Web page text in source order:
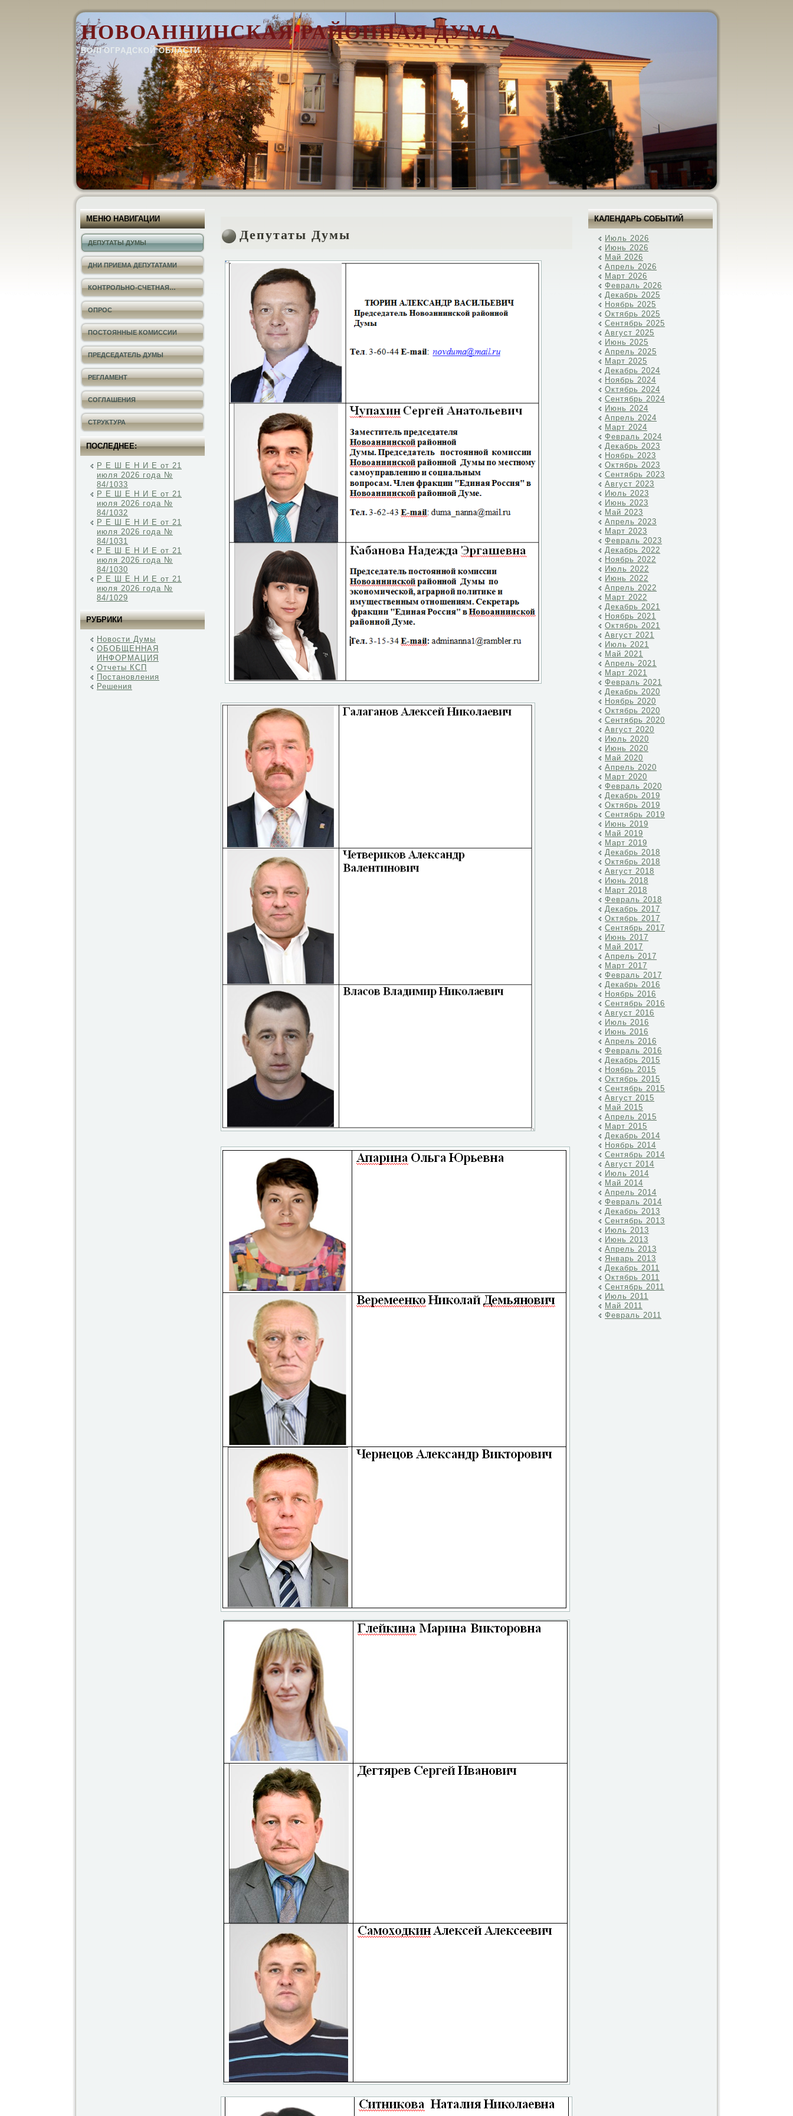
НОВОАННИНСКАЯ РАЙОННАЯ ДУМА
ВОЛГОГРАДСКОЙ ОБЛАСТИ
МЕНЮ НАВИГАЦИИ
ДЕПУТАТЫ ДУМЫ
ДНИ ПРИЕМА ДЕПУТАТАМИ
КОНТРОЛЬНО-СЧЕТНАЯ…
ОПРОС
ПОСТОЯННЫЕ КОМИССИИ
ПРЕДСЕДАТЕЛЬ ДУМЫ
РЕГЛАМЕНТ
СОГЛАШЕНИЯ
СТРУКТУРА
ПОСЛЕДНЕЕ:
Р Е Ш Е Н И Е от 21
июля 2026 года №
84/1033
Р Е Ш Е Н И Е от 21
июля 2026 года №
84/1032
Р Е Ш Е Н И Е от 21
июля 2026 года №
84/1031
Р Е Ш Е Н И Е от 21
июля 2026 года №
84/1030
Р Е Ш Е Н И Е от 21
июля 2026 года №
84/1029
РУБРИКИ
Новости Думы
ОБОБЩЕННАЯ
ИНФОРМАЦИЯ
Отчеты КСП
Постановления
Решения
Депутаты Думы
КАЛЕНДАРЬ СОБЫТИЙ
Июль 2026
Июнь 2026
Май 2026
Апрель 2026
Март 2026
Февраль 2026
Декабрь 2025
Ноябрь 2025
Октябрь 2025
Сентябрь 2025
Август 2025
Июнь 2025
Апрель 2025
Март 2025
Декабрь 2024
Ноябрь 2024
Октябрь 2024
Сентябрь 2024
Июнь 2024
Апрель 2024
Март 2024
Февраль 2024
Декабрь 2023
Ноябрь 2023
Октябрь 2023
Сентябрь 2023
Август 2023
Июль 2023
Июнь 2023
Май 2023
Апрель 2023
Март 2023
Февраль 2023
Декабрь 2022
Ноябрь 2022
Июль 2022
Июнь 2022
Апрель 2022
Март 2022
Декабрь 2021
Ноябрь 2021
Октябрь 2021
Август 2021
Июль 2021
Май 2021
Апрель 2021
Март 2021
Февраль 2021
Декабрь 2020
Ноябрь 2020
Октябрь 2020
Сентябрь 2020
Август 2020
Июль 2020
Июнь 2020
Май 2020
Апрель 2020
Март 2020
Февраль 2020
Декабрь 2019
Октябрь 2019
Сентябрь 2019
Июнь 2019
Май 2019
Март 2019
Декабрь 2018
Октябрь 2018
Август 2018
Июнь 2018
Март 2018
Февраль 2018
Декабрь 2017
Октябрь 2017
Сентябрь 2017
Июнь 2017
Май 2017
Апрель 2017
Март 2017
Февраль 2017
Декабрь 2016
Ноябрь 2016
Сентябрь 2016
Август 2016
Июль 2016
Июнь 2016
Апрель 2016
Февраль 2016
Декабрь 2015
Ноябрь 2015
Октябрь 2015
Сентябрь 2015
Август 2015
Май 2015
Апрель 2015
Март 2015
Декабрь 2014
Ноябрь 2014
Сентябрь 2014
Август 2014
Июль 2014
Май 2014
Апрель 2014
Февраль 2014
Декабрь 2013
Сентябрь 2013
Июль 2013
Июнь 2013
Апрель 2013
Январь 2013
Декабрь 2011
Октябрь 2011
Сентябрь 2011
Июль 2011
Май 2011
Февраль 2011